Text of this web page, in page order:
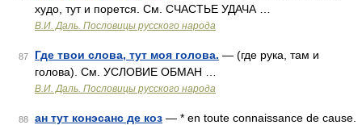
худо, тут и порется. См. СЧАСТЬЕ УДАЧА …
В.И. Даль. Пословицы русского народа
87 Где твои слова, тут моя голова. — (где рука, там и
голова). См. УСЛОВИЕ ОБМАН …
В.И. Даль. Пословицы русского народа
88 ан тут конэсанс де коз — * en toute connaissance de cause.